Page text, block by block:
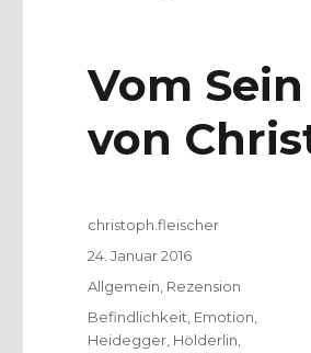
Vom
von
Autor
christoph.fleischer
Veröffentlicht
am
24. Januar 2016
Kategorien
Allgemein Rezension
Schlagwörter
Befindlichkeit Emotion
Heidegger Hölderlin